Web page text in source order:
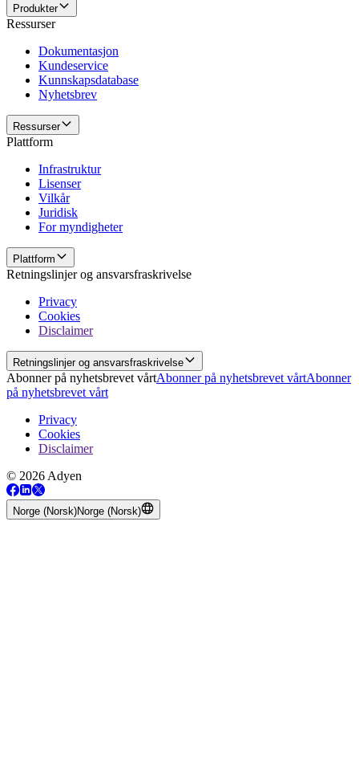
Produkter
Ressurser
Dokumentasjon
Kundeservice
Kunnskapsdatabase
Nyhetsbrev
Ressurser
Plattform
Infrastruktur
Lisenser
Vilkår
Juridisk
For myndigheter
Plattform
Retningslinjer og ansvarsfraskrivelse
Privacy
Cookies
Disclaimer
Retningslinjer og ansvarsfraskrivelse
Abonner på nyhetsbrevet vårtAbonner på nyhetsbrevet vårtAbonner
på nyhetsbrevet vårt
Privacy
Cookies
Disclaimer
© 2026 Adyen
Norge (Norsk)Norge (Norsk)